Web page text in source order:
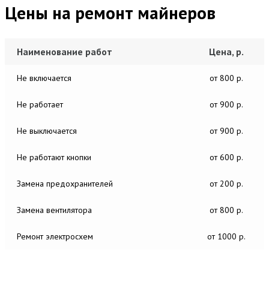
Цены на ремонт майнеров
Наименование работ Цена, р.
Не включается от 800 р.
Не работает от 900 р.
Не выключается от 900 р.
Не работают кнопки от 600 р.
Замена предохранителей от 200 р.
Замена вентилятора от 800 р.
Ремонт электросхем от 1000 р.